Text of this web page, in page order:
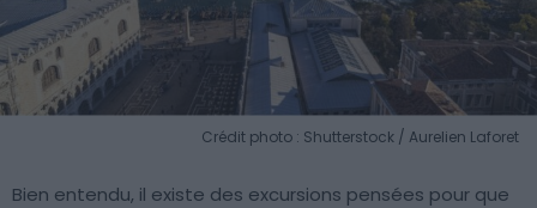
Crédit photo : Shutterstock / Aurelien Laforet
Bien entendu, il existe des excursions pensées pour que